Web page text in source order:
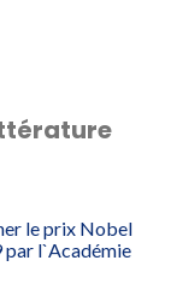
le prix Nobel
l`Académie